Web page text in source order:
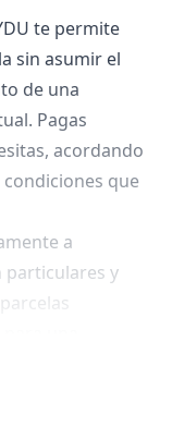
te permite
sin asumir el
de una
Pagas
acordando
que
a
particulares y
del